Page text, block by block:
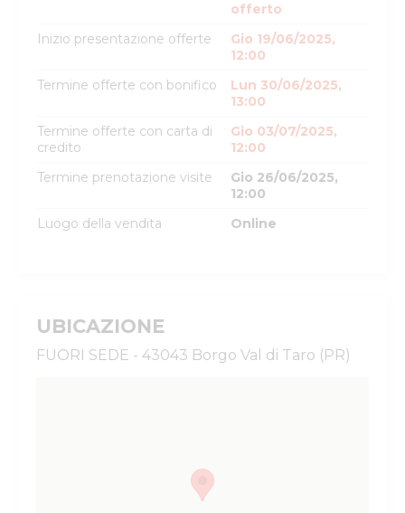
offerto
Inizio presentazione offerte
Gio 19/06/2025,
12:00
Termine offerte con bonifico
Lun 30/06/2025,
13:00
Termine offerte con carta di
credito
Gio 03/07/2025,
12:00
Termine prenotazione visite
Gio 26/06/2025,
12:00
Luogo della vendita
Online
UBICAZIONE
FUORI SEDE - 43043 Borgo Val di Taro (PR)